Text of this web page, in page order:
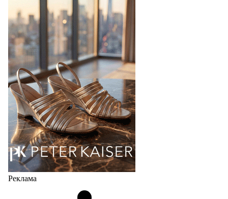
Bubble
Популярный силуэт бренда,1999 года выпуска,
соответствует сегодняшнему тренду на
сникерины (гибридный вариант балеток и
кроссовок обтекаемой формы и с тонкой подошвой).
Но в модели Miu Miu Bubble присутствует еще и…
05.08.2026 2173
Реклама